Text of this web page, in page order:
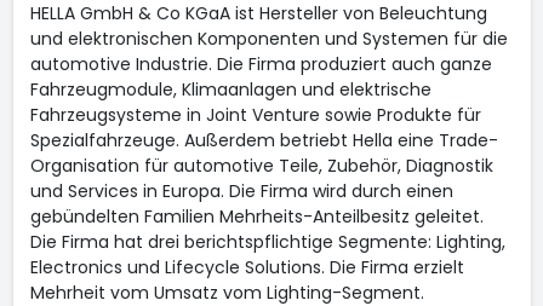
HELLA GmbH & Co KGaA ist Hersteller von Beleuchtung
und elektronischen Komponenten und Systemen für die
automotive Industrie. Die Firma produziert auch ganze
Fahrzeugmodule, Klimaanlagen und elektrische
Fahrzeugsysteme in Joint Venture sowie Produkte für
Spezialfahrzeuge. Außerdem betriebt Hella eine Trade-
Organisation für automotive Teile, Zubehör, Diagnostik
und Services in Europa. Die Firma wird durch einen
gebündelten Familien Mehrheits-Anteilbesitz geleitet.
Die Firma hat drei berichtspflichtige Segmente: Lighting,
Electronics und Lifecycle Solutions. Die Firma erzielt
Mehrheit vom Umsatz vom Lighting-Segment.